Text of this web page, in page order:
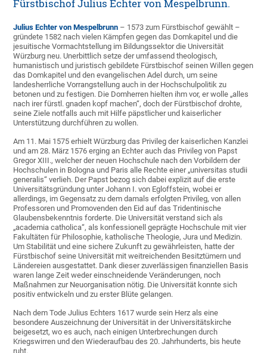
Fürstbischof Julius Echter von Mespelbrunn.
Julius Echter von Mespelbrunn – 1573 zum Fürstbischof gewählt –
gründete 1582 nach vielen Kämpfen gegen das Domkapitel und die
jesuitische Vormachtstellung im Bildungssektor die Universität
Würzburg neu. Unerbittlich setze der umfassend theologisch,
humanistisch und juristisch gebildete Fürstbischof seinen Willen gegen
das Domkapitel und den evangelischen Adel durch, um seine
landesherrliche Vorrangstellung auch in der Hochschulpolitik zu
betonen und zu festigen. Die Domherren hielten ihm vor, er wolle „alles
nach irer fürstl. gnaden kopf machen“, doch der Fürstbischof drohte,
seine Ziele notfalls auch mit Hilfe päpstlicher und kaiserlicher
Unterstützung durchführen zu wollen.
Am 11. Mai 1575 erhielt Würzburg das Privileg der kaiserlichen Kanzlei
und am 28. März 1576 erging an Echter auch das Privileg von Papst
Gregor XIII., welcher der neuen Hochschule nach den Vorbildern der
Hochschulen in Bologna und Paris alle Rechte einer „universitas studii
generalis“ verlieh. Der Papst bezog sich dabei explizit auf die erste
Universitätsgründung unter Johann I. von Egloffstein, wobei er
allerdings, im Gegensatz zu dem damals erfolgten Privileg, von allen
Professoren und Promovenden den Eid auf das Tridentinische
Glaubensbekenntnis forderte. Die Universität verstand sich als
„academia catholica“, als konfessionell geprägte Hochschule mit vier
Fakultäten für Philosophie, katholische Theologie, Jura und Medizin.
Um Stabilität und eine sichere Zukunft zu gewährleisten, hatte der
Fürstbischof seine Universität mit weitreichenden Besitztümern und
Ländereien ausgestattet. Dank dieser zuverlässigen finanziellen Basis
waren lange Zeit weder einschneidende Veränderungen, noch
Maßnahmen zur Neuorganisation nötig. Die Universität konnte sich
positiv entwickeln und zu erster Blüte gelangen.
Nach dem Tode Julius Echters 1617 wurde sein Herz als eine
besondere Auszeichnung der Universität in der Universitätskirche
beigesetzt, wo es auch, nach einigen Unterbrechungen durch
Kriegswirren und den Wiederaufbau des 20. Jahrhunderts, bis heute
ruht.